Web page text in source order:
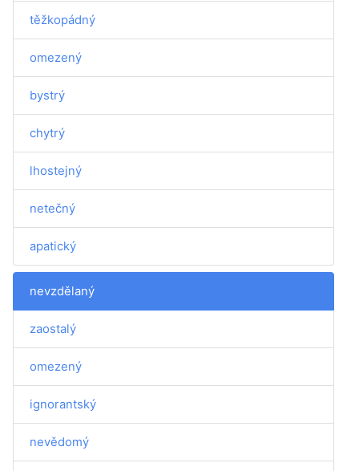
těžkopádný
omezený
bystrý
chytrý
lhostejný
netečný
apatický
nevzdělaný
zaostalý
omezený
ignorantský
nevědomý